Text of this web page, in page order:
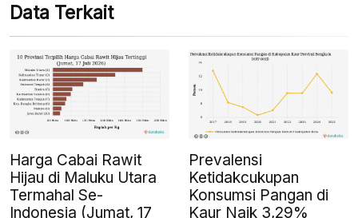
Data Terkait
Harga Cabai Rawit
Hijau di Maluku Utara
Termahal Se-
Indonesia (Jumat, 17
Prevalensi
Ketidakcukupan
Konsumsi Pangan di
Kaur Naik 3,29%